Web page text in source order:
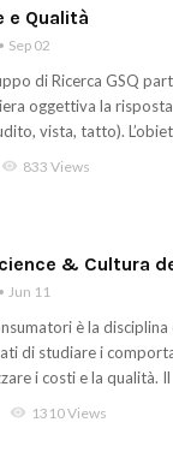
e Qualità
Sep 02
di Ricerca GSQ
oggettiva la
vista, tatto).
visibility 833 Views
& Cultura
Jun 11
è la
di studiare i
i costi e la qualità.
visibility 1310 Views